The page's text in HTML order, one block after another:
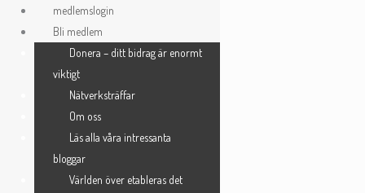
Skip
Registrera dig
E-postadress
medlemslogin
Bli medlem
Donera – ditt bidrag är enormt
viktigt
Nätverksträffar
Om oss
Läs alla våra intressanta
bloggar
Världen över etableras det